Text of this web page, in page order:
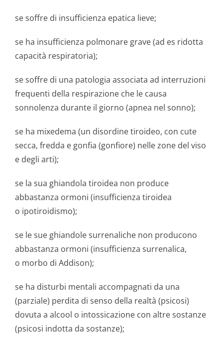
se soffre di insufficienza epatica lieve;
se ha insufficienza polmonare grave (ad es ridotta
capacità respiratoria);
se soffre di una patologia associata ad interruzioni
frequenti della respirazione che le causa
sonnolenza durante il giorno (apnea nel sonno);
se ha mixedema (un disordine tiroideo, con cute
secca, fredda e gonfia (gonfiore) nelle zone del viso
e degli arti);
se la sua ghiandola tiroidea non produce
abbastanza ormoni (insufficienza tiroidea
o ipotiroidismo);
se le sue ghiandole surrenaliche non producono
abbastanza ormoni (insufficienza surrenalica,
o morbo di Addison);
se ha disturbi mentali accompagnati da una
(parziale) perdita di senso della realtà (psicosi)
dovuta a alcool o intossicazione con altre sostanze
(psicosi indotta da sostanze);